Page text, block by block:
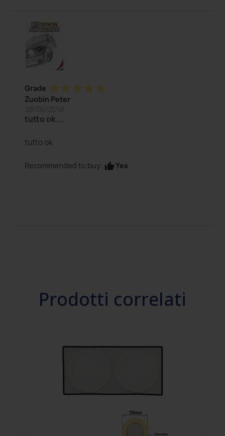
Grade star star star star star
Zuobin Peter
tutto ok...
tutto ok
Recommended to buy: thumb_upYes
Prodotti correlati